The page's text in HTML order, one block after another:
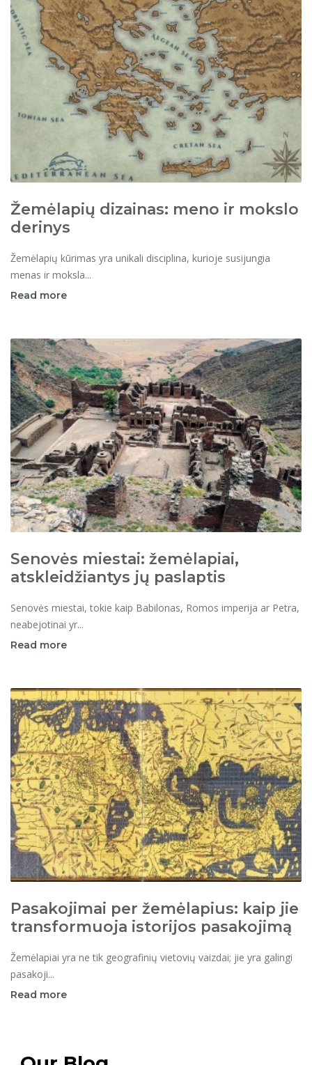
Žemėlapių dizainas: meno ir mokslo
derinys
Žemėlapių kūrimas yra unikali disciplina, kurioje susijungia
menas ir moksla...
Read more
Senovės miestai: žemėlapiai,
atskleidžiantys jų paslaptis
Senovės miestai, tokie kaip Babilonas, Romos imperija ar Petra,
neabejotinai yr...
Read more
Pasakojimai per žemėlapius: kaip jie
transformuoja istorijos pasakojimą
Žemėlapiai yra ne tik geografinių vietovių vaizdai; jie yra galingi
pasakoji...
Read more